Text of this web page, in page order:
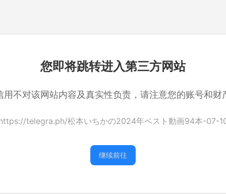
您即将跳转进入第三方网站
用不对该网站内容及真实性负责，请注意您的账号和财
telegra.ph/松本いちかの2024年ベスト動画94本-07-
继续前往